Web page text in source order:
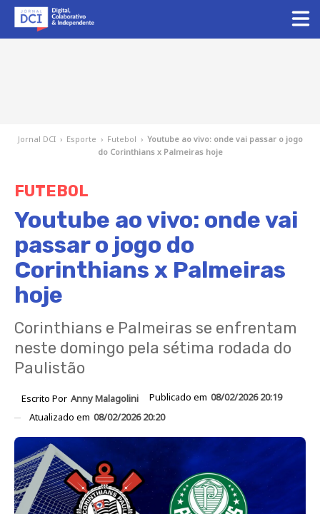
Jornal DCI › Esporte › Futebol › Youtube ao vivo: onde vai passar o jogo
do Corinthians x Palmeiras hoje
FUTEBOL
Youtube ao vivo: onde vai
passar o jogo do
Corinthians x Palmeiras
hoje
Corinthians e Palmeiras se enfrentam
neste domingo pela sétima rodada do
Paulistão
Escrito Por Anny Malagolini Publicado em 08/02/2026 20:19
Atualizado em 08/02/2026 20:20